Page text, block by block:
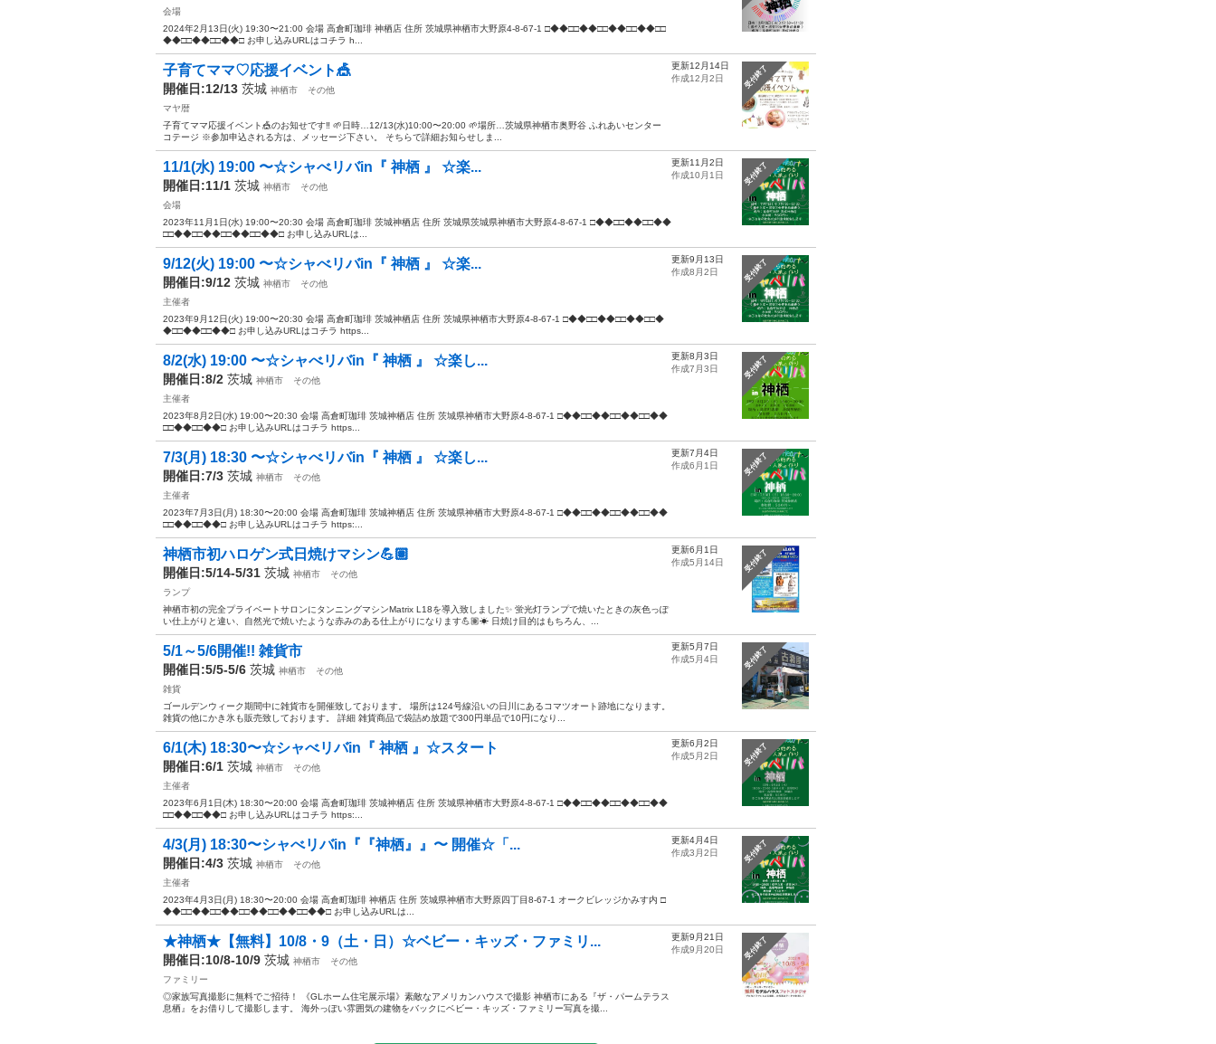
会場
2024年2月13日(火) 19:30〜21:00 会場 高倉町珈琲 神栖店 住所 茨城県神栖市大野原4-8-67-1 □◆◆□□◆◆□□◆◆□□◆◆□□
◆◆□□◆◆□□◆◆□ お申し込みURLはコチラ h...
受付終了
子育てママ♡応援イベント🎪
開催日:12/13 茨城 神栖市
その他
マヤ暦
子育てママ応援イベント🎪のお知せです‼️ 🌱日時…12/13(水)10:00〜20:00 🌱場所…茨城県神栖市奥野谷 ふれあいセンター
コテージ ※参加申込される方は、メッセージ下さい。 そちらで詳細お知らせしま...
更新12月14日
作成12月2日
受付終了
11/1(水) 19:00 〜☆シャべリバin『 神栖 』 ☆楽...
開催日:11/1 茨城 神栖市
その他
会場
2023年11月1日(水) 19:00〜20:30 会場 高倉町珈琲 茨城神栖店 住所 茨城県茨城県神栖市大野原4-8-67-1 □◆◆□□◆◆□□◆◆
□□◆◆□□◆◆□□◆◆□□◆◆□ お申し込みURLは...
更新11月2日
作成10月1日
受付終了
9/12(火) 19:00 〜☆シャべリバin『 神栖 』 ☆楽...
開催日:9/12 茨城 神栖市
その他
主催者
2023年9月12日(火) 19:00〜20:30 会場 高倉町珈琲 茨城神栖店 住所 茨城県神栖市大野原4-8-67-1 □◆◆□□◆◆□□◆◆□□◆
◆□□◆◆□□◆◆□ お申し込みURLはコチラ https...
更新9月13日
作成8月2日
受付終了
8/2(水) 19:00 〜☆シャべリバin『 神栖 』 ☆楽し...
開催日:8/2 茨城 神栖市
その他
主催者
2023年8月2日(水) 19:00〜20:30 会場 高倉町珈琲 茨城神栖店 住所 茨城県神栖市大野原4-8-67-1 □◆◆□□◆◆□□◆◆□□◆◆
□□◆◆□□◆◆□ お申し込みURLはコチラ https...
更新8月3日
作成7月3日
受付終了
7/3(月) 18:30 〜☆シャべリバin『 神栖 』 ☆楽し...
開催日:7/3 茨城 神栖市
その他
主催者
2023年7月3日(月) 18:30〜20:00 会場 高倉町珈琲 茨城神栖店 住所 茨城県神栖市大野原4-8-67-1 □◆◆□□◆◆□□◆◆□□◆◆
□□◆◆□□◆◆□ お申し込みURLはコチラ https:...
更新7月4日
作成6月1日
受付終了
神栖市初ハロゲン式日焼けマシン💪🏽
開催日:5/14-5/31 茨城 神栖市
その他
ランプ
神栖市初の完全プライベートサロンにタンニングマシンMatrix L18を導入致しました✨ 蛍光灯ランプで焼いたときの灰色っぽ
い仕上がりと違い、自然光で焼いたような赤みのある仕上がりになります💪🏽☀ 日焼け目的はもちろん、...
更新6月1日
作成5月14日
受付終了
5/1～5/6開催!! 雑貨市
開催日:5/5-5/6 茨城 神栖市
その他
雑貨
ゴールデンウィーク期間中に雑貨市を開催致しております。 場所は124号線沿いの日川にあるコマツオート跡地になります。
雑貨の他にかき氷も販売致しております。 詳細 雑貨商品で袋詰め放題で300円単品で10円になり...
更新5月7日
作成5月4日
受付終了
6/1(木) 18:30〜☆シャべリバin『 神栖 』☆スタート
開催日:6/1 茨城 神栖市
その他
主催者
2023年6月1日(木) 18:30〜20:00 会場 高倉町珈琲 茨城神栖店 住所 茨城県神栖市大野原4-8-67-1 □◆◆□□◆◆□□◆◆□□◆◆
□□◆◆□□◆◆□ お申し込みURLはコチラ https:...
更新6月2日
作成5月2日
受付終了
4/3(月) 18:30〜シャべリバin『『神栖』』〜 開催☆「...
開催日:4/3 茨城 神栖市
その他
主催者
2023年4月3日(月) 18:30〜20:00 会場 高倉町珈琲 神栖店 住所 茨城県神栖市大野原四丁目8-67-1 オークビレッジかみす内 □
◆◆□□◆◆□□◆◆□□◆◆□□◆◆□□◆◆□ お申し込みURLは...
更新4月4日
作成3月2日
受付終了
★神栖★【無料】10/8・9（土・日）☆ベビー・キッズ・ファミリ...
開催日:10/8-10/9 茨城 神栖市
その他
ファミリー
◎家族写真撮影に無料でご招待！ 《GLホーム住宅展示場》素敵なアメリカンハウスで撮影 神栖市にある『ザ・パームテラス
息栖』をお借りして撮影します。 海外っぽい雰囲気の建物をバックにベビー・キッズ・ファミリー写真を撮...
更新9月21日
作成9月20日